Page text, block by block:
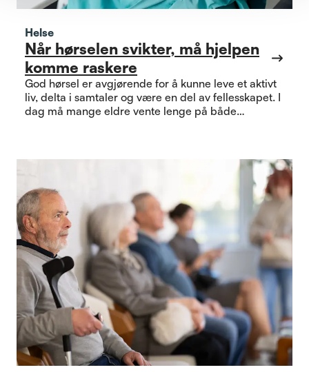
Helse
Når hørselen svikter, må hjelpen
komme raskere
God hørsel er avgjørende for å kunne leve et aktivt
liv, delta i samtaler og være en del av fellesskapet. I
dag må mange eldre vente lenge på både